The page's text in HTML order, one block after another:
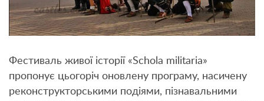
Фестиваль живої історії «Schola militaria»
пропонує цьогоріч оновлену програму, насичену
реконструкторськими подіями, пізнавальними